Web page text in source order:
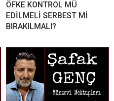
ÖFKE KONTROL MÜ
EDİLMELİ SERBEST Mİ
BIRAKILMALI?